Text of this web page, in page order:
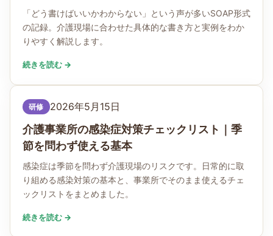
「どう書けばいいかわからない」という声が多いSOAP形式
の記録。介護現場に合わせた具体的な書き方と実例をわか
りやすく解説します。
続きを読む →
研修 2026年5月15日
介護事業所の感染症対策チェックリスト｜季
節を問わず使える基本
感染症は季節を問わず介護現場のリスクです。日常的に取
り組める感染対策の基本と、事業所でそのまま使えるチェ
ックリストをまとめました。
続きを読む →